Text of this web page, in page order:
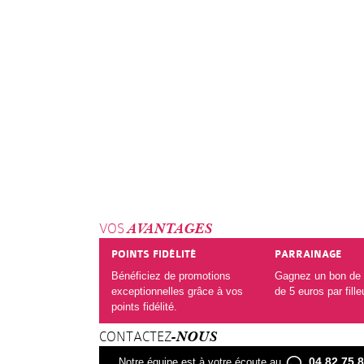
VOS AVANTAGES
POINTS FIDÉLITÉ
Bénéficiez de promotions
exceptionnelles grâce à vos
points fidélité.
PARRAINAGE
Gagnez un bon de
de 5 euros par
CONTACTEZ -NOUS